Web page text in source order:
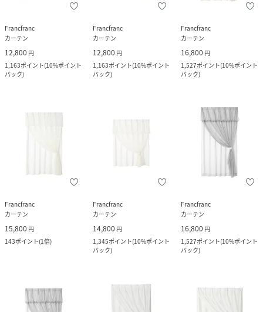
Francfranc
カーテン
12,800 円
1,163ポイント(10%ポイント
バック)
Francfranc
カーテン
12,800 円
1,163ポイント(10%ポイント
バック)
Francfranc
カーテン
16,800 円
1,527ポイント(10%ポイント
バック)
Francfranc
カーテン
15,800 円
143ポイント(1倍)
Francfranc
カーテン
14,800 円
1,345ポイント(10%ポイント
バック)
Francfranc
カーテン
16,800 円
1,527ポイント(10%ポイント
バック)